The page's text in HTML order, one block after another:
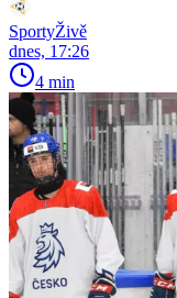
SportyŽivě
dnes, 17:26
4 min